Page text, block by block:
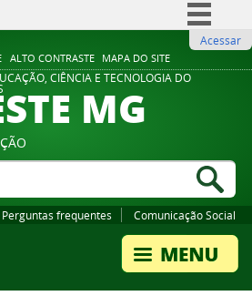
ALTO CONTRASTE MAPA DO SITE
Comunica BR
Participe
Legislação
Acessar
CIÊNCIA E TECNOLOGIA DO
MG
Perguntas frequentes Comunicação Social